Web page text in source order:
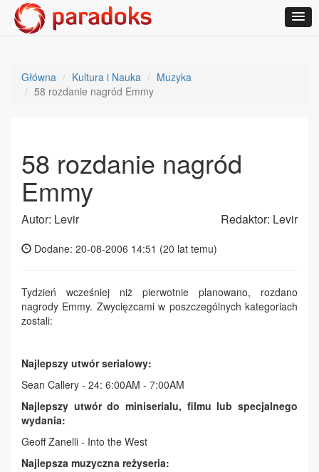
Główna Kultura i Nauka
Muzyka
58 rozdanie nagród Emmy
58 rozdanie nagród
Emmy
Autor: Levir Redaktor: Levir
Dodane: 20-08-2006 14:51 (20 lat temu)
Tydzień wcześniej niż pierwotnie planowano, rozdano
nagrody Emmy. Zwycięzcami w poszczególnych kategoriach
zostali:
Najlepszy utwór serialowy:
Sean Callery - 24: 6:00AM - 7:00AM
Najlepszy utwór do miniserialu, filmu lub specjalnego
wydania:
Geoff Zanelli - Into the West
Najlepsza muzyczna reżyseria: